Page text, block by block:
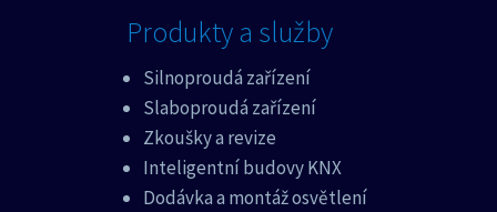
Produkty a služby
Silnoproudá zařízení
Slaboproudá zařízení
Zkoušky a revize
Inteligentní budovy KNX
Dodávka a montáž osvětlení